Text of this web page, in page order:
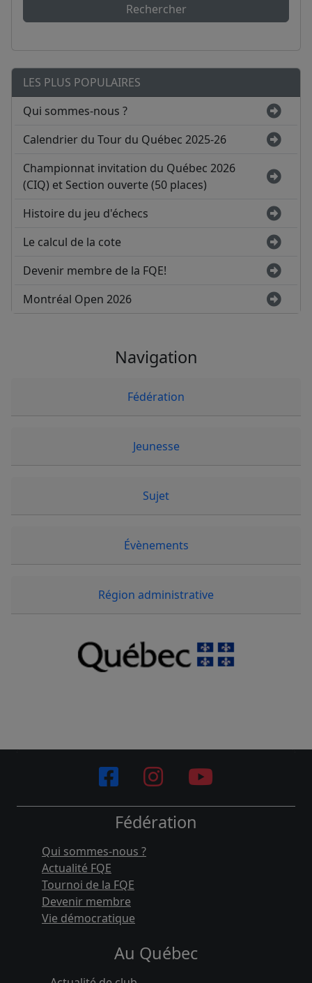
Rechercher
LES PLUS POPULAIRES
Qui sommes-nous ?
Calendrier du Tour du Québec 2025-26
Championnat invitation du Québec 2026
(CIQ) et Section ouverte (50 places)
Histoire du jeu d'échecs
Le calcul de la cote
Devenir membre de la FQE!
Montréal Open 2026
Navigation
Fédération
Jeunesse
Sujet
Évènements
Région administrative
Fédération
Qui sommes-nous ?
Actualité FQE
Tournoi de la FQE
Devenir membre
Vie démocratique
Au Québec